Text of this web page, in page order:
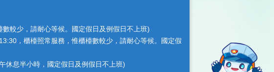
較少，請耐心等候。國定假日及例假日不上班)
，櫃檯照常服務，惟櫃檯數較少，請耐心等候。國定假
休息半小時，國定假日及例假日不上班)